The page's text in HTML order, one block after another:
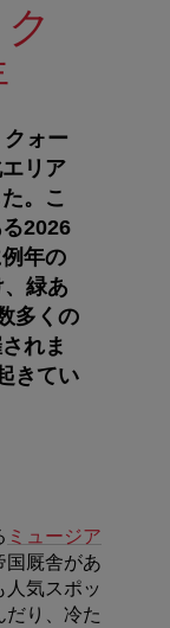
ォー
リア
。こ
2026
年の
緑あ
多くの
れま
きてい
ミュージア
国厩舎があ
気スポッ
だり、冷た